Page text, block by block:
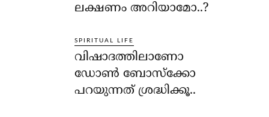
ലക്ഷണം അറിയാമോ..?
SPIRITUAL LIFE
വിഷാദത്തിലാണോ
ഡോണ്‍ ബോസ്‌ക്കോ
പറയുന്നത് ശ്രദ്ധിക്കൂ..